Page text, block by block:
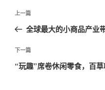
文
导
航
上
一
文
章
上一篇
全球最大的小商品产业
下
一
下一篇
“玩趣”席卷休闲零食，百